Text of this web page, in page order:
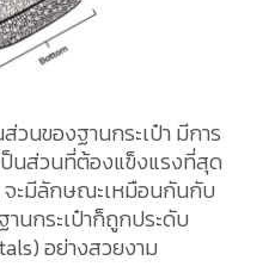
ส่วนของฐานกระเป๋า มีการ
ป็นส่วนที่ต้องแข็งแรงที่สุด
จะมีลักษณะเหมือนกันกับ
านกระเป๋าก็ถูกประดับ
อย่างสวยงาม